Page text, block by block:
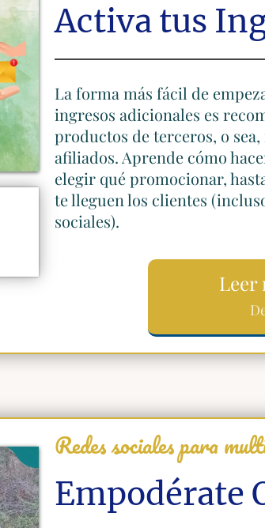
Activa tus
La forma más fácil de
ingresos adicionales es
productos de terceros, o
afiliados. Aprende cómo
elegir qué promocionar,
te lleguen los clientes
sociales).
Leer
Redes sociales para
Empodérate